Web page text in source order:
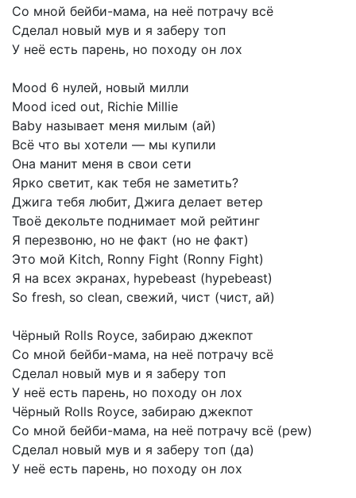
Со мной бейби-мама, на неё потрачу всё
Сделал новый мув и я заберу топ
У неё есть парень, но походу он лох
Mood 6 нулей, новый милли
Mood iced out, Richie Millie
Baby называет меня милым (ай)
Всё что вы хотели — мы купили
Она манит меня в свои сети
Ярко светит, как тебя не заметить?
Джига тебя любит, Джига делает ветер
Твоё декольте поднимает мой рейтинг
Я перезвоню, но не факт (но не факт)
Это мой Kitch, Ronny Fight (Ronny Fight)
Я на всех экранах, hypebeast (hypebeast)
So fresh, so clean, свежий, чист (чист, ай)
Чёрный Rolls Royce, забираю джекпот
Со мной бейби-мама, на неё потрачу всё
Сделал новый мув и я заберу топ
У неё есть парень, но походу он лох
Чёрный Rolls Royce, забираю джекпот
Со мной бейби-мама, на неё потрачу всё (pew)
Сделал новый мув и я заберу топ (да)
У неё есть парень, но походу он лох